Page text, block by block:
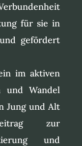
für sie in
gefördert
im aktiven
und Wandel
Jung und Alt
zur
und